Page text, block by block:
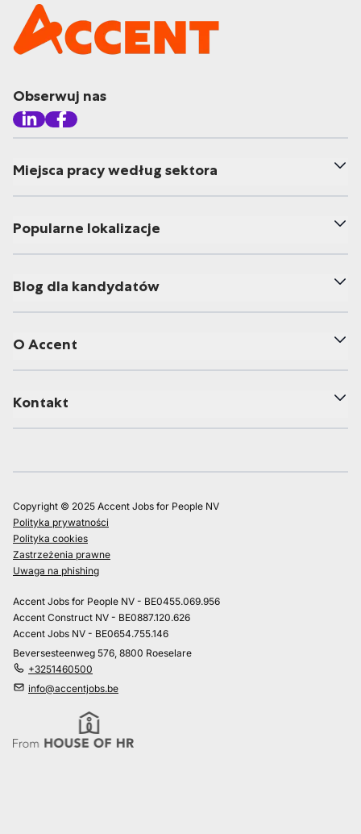
Obserwuj nas
Miejsca pracy według sektora
Popularne lokalizacje
Blog dla kandydatów
O Accent
Kontakt
Copyright © 2025 Accent Jobs for People NV
Polityka prywatności
Polityka cookies
Zastrzeżenia prawne
Uwaga na phishing
Accent Jobs for People NV - BE0455.069.956
Accent Construct NV - BE0887.120.626
Accent Jobs NV - BE0654.755.146
Beversesteenweg 576, 8800 Roeselare
+3251460500
info@accentjobs.be